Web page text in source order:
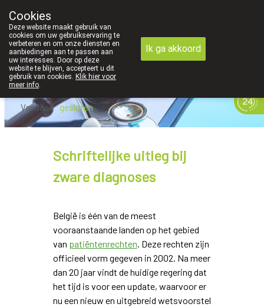
Vandaag gesloten
Schriftelijke uitleg bij
zware diagnoses
België is één van de meest
vooraanstaande landen op het gebied
van patiëntenrechten. Deze rechten zijn
officieel vorm gegeven in 2002. Na meer
dan 20 jaar vindt de huidige regering dat
het tijd is voor een update, waarvoor er
nu een nieuw en uitgebreid wetsvoorstel
Cookies
Deze website maakt gebruik van
cookies om uw gebruikservaring te
verbeteren en om onze diensten en
aanbiedingen aan te passen aan
uw interesses. Door op deze
website te blijven, accepteert u dit
gebruik van cookies. Klik hier voor
meer info.
Ik ga akkoord